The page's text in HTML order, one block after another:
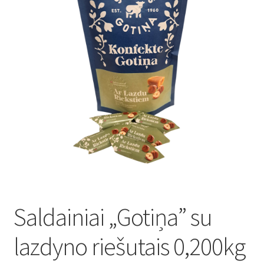
Saldainiai „Gotiņa” su
lazdyno riešutais 0,200kg